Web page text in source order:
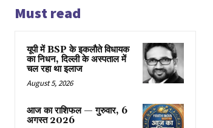
Must read
यूपी में BSP के इकलाैते विधायक
का निधन, दिल्ली के अस्पताल में
चल रहा था इलाज
August 5, 2026
आज का राशिफल — गुरुवार, 6
अगस्त 2026